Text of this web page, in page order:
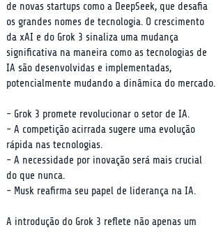
de novas startups como a DeepSeek, que desafia
os grandes nomes de tecnologia. O crescimento
da xAI e do Grok 3 sinaliza uma mudança
significativa na maneira como as tecnologias de
IA são desenvolvidas e implementadas,
potencialmente mudando a dinâmica do mercado.
- Grok 3 promete revolucionar o setor de IA.
- A competição acirrada sugere uma evolução
rápida nas tecnologias.
- A necessidade por inovação será mais crucial
do que nunca.
- Musk reafirma seu papel de liderança na IA.
A introdução do Grok 3 reflete não apenas um